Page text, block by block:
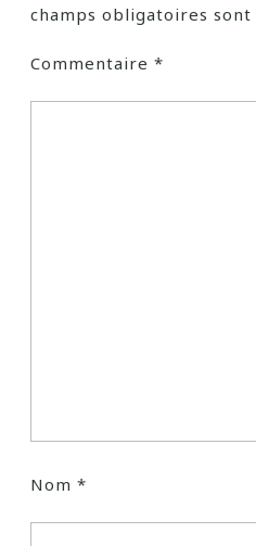
champs obligatoires sont
Commentaire *
Nom *